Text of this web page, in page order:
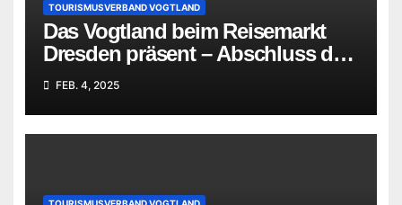
TOURISMUSVERBAND VOGTLAND
Das Vogtland beim Reisemarkt
Dresden präsent – Abschluss der
Januar-Messen des
Tourismusverbandes
FEB. 4, 2025